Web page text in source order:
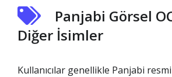
Panjabi Görsel
Diğer İsimler
Kullanıcılar genellikle Panjabi